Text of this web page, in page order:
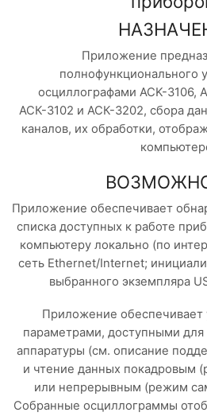
Приложение
полнофункционального
осциллографами ACK-3106,
АСК-3102 и АСК-3202, сбора
каналов, их обработки,
Приложение обеспечивает
списка доступных к работе
компьютеру локально (по
сеть Ethernet/Internet;
выбранного экземпляра
Приложение обеспечивает
параметрами, доступными для
аппаратуры (см. описание
и чтение данных покадровым
или непрерывным (режим
Собранные осциллограммы